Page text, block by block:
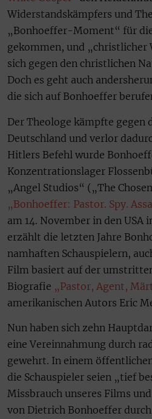
Widerstandskämpfers und
„Bonhoeffer-Moment“ für
gekommen, und „christlicher
sich gegen den christlichen
Doch es geht auch
die sich auf Bonhoeffer
Der Theologe kämpfte gegen
Deutschland und verlor
Hitlers Befehl wurde
Konzentrationslager
„Angel Studios“ („The
„Bonhoeffer: Pastor. Spy.
am 14. November in den USA
erzählt die letzten Jahre
namhaften Schauspielern,
Film basiert auf der
Biografie „Pastor, Agent,
amerikanischen Autors Eric
Nun haben sich zehn
eine Vereinnahmung durch
gewehrt. In einem
die Schauspieler seien „tief
Missbrauch unseres Films
von Dietrich Bonhoeffer